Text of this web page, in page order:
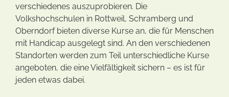
verschiedenes auszuprobieren. Die
Volkshochschulen in Rottweil, Schramberg und
Oberndorf bieten diverse Kurse an, die für Menschen
mit Handicap ausgelegt sind. An den verschiedenen
Standorten werden zum Teil unterschiedliche Kurse
angeboten, die eine Vielfältigkeit sichern – es ist für
jeden etwas dabei.